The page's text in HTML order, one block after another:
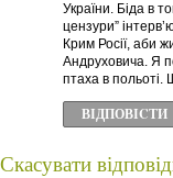
України. Біда в
цензури”
Крим Росії, аби
Андруховича. Я
птаха в польоті.
ВІДПОВІCТИ
Скасувати